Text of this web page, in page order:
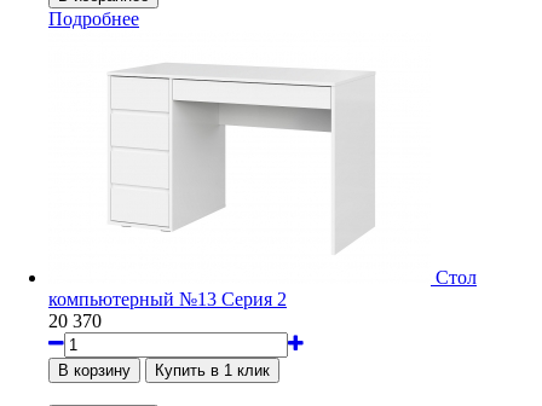
Подробнее
Стол
компьютерный №13 Серия 2
20 370